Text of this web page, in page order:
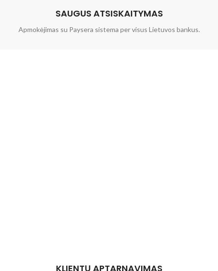
SAUGUS ATSISKAITYMAS
Apmokėjimas su Paysera sistema per visus Lietuvos bankus.
KLIENTŲ APTARNAVIMAS